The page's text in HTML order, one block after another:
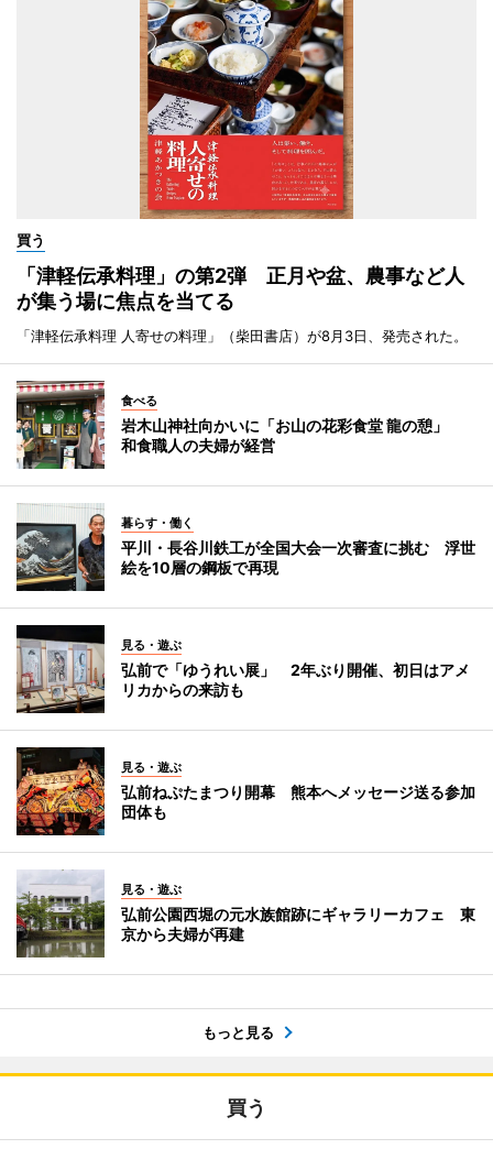
買う
「津軽伝承料理」の第2弾 正月や盆、農事など人
が集う場に焦点を当てる
「津軽伝承料理 人寄せの料理」（柴田書店）が8月3日、発売された。
食べる
岩木山神社向かいに「お山の花彩食堂 龍の憩」
和食職人の夫婦が経営
暮らす・働く
平川・長谷川鉄工が全国大会一次審査に挑む 浮世
絵を10層の鋼板で再現
見る・遊ぶ
弘前で「ゆうれい展」 2年ぶり開催、初日はアメ
リカからの来訪も
見る・遊ぶ
弘前ねぷたまつり開幕 熊本へメッセージ送る参加
団体も
見る・遊ぶ
弘前公園西堀の元水族館跡にギャラリーカフェ 東
京から夫婦が再建
もっと見る
買う